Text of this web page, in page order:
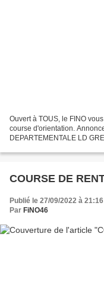
Ouvert à TOUS, le FINO
course d'orientation. Annonce
DEPARTEMENTALE LD
COURSE DE
Publié le 27/09/2022 à 21:16
Par FiNO46